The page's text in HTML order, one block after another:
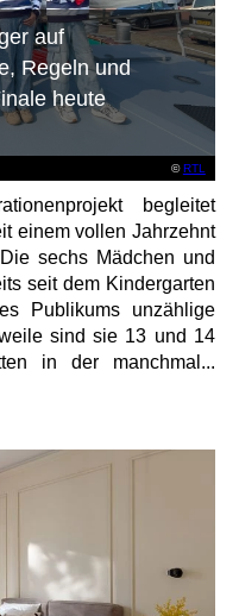
©RTL
auf
Regeln und
heute
begleitet
einem vollen Jahrzehnt
sechs Mädchen und
seit dem Kindergarten
Publikums unzählige
sind sie 13 und 14
in der manchmal...